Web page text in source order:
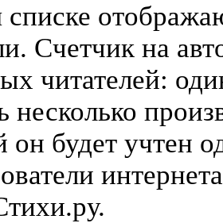
Счетчик на
читателей:
несколько
он будет учтен